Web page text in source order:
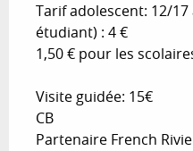
Tarif adolescent: 12/
étudiant) : 4 €
1,50 € pour les
Visite guidée: 15€
CB
Partenaire French